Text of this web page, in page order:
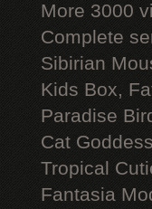
More 3000
Complete
Sibirian
Kids Box,
Paradise
Cat
Tropical
Fantasia